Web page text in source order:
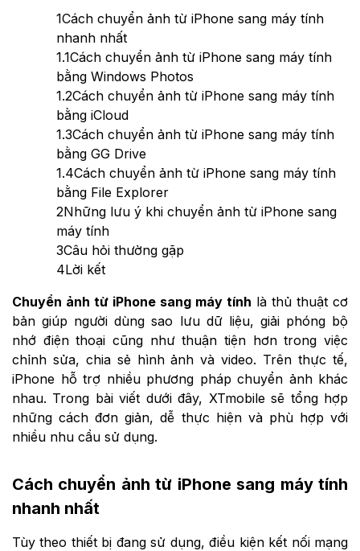
1Cách chuyển ảnh từ iPhone sang máy tính
nhanh nhất
1.1Cách chuyển ảnh từ iPhone sang máy tính
bằng Windows Photos
1.2Cách chuyển ảnh từ iPhone sang máy tính
bằng iCloud
1.3Cách chuyển ảnh từ iPhone sang máy tính
bằng GG Drive
1.4Cách chuyển ảnh từ iPhone sang máy tính
bằng File Explorer
2Những lưu ý khi chuyển ảnh từ iPhone sang
máy tính
3Câu hỏi thường gặp
4Lời kết
Chuyển ảnh từ iPhone sang máy tính là thủ thuật cơ
bản giúp người dùng sao lưu dữ liệu, giải phóng bộ
nhớ điện thoại cũng như thuận tiện hơn trong việc
chỉnh sửa, chia sẻ hình ảnh và video. Trên thực tế,
iPhone hỗ trợ nhiều phương pháp chuyển ảnh khác
nhau. Trong bài viết dưới đây, XTmobile sẽ tổng hợp
những cách đơn giản, dễ thực hiện và phù hợp với
nhiều nhu cầu sử dụng.
Cách chuyển ảnh từ iPhone sang máy tính
nhanh nhất
Tùy theo thiết bị đang sử dụng, điều kiện kết nối mạng